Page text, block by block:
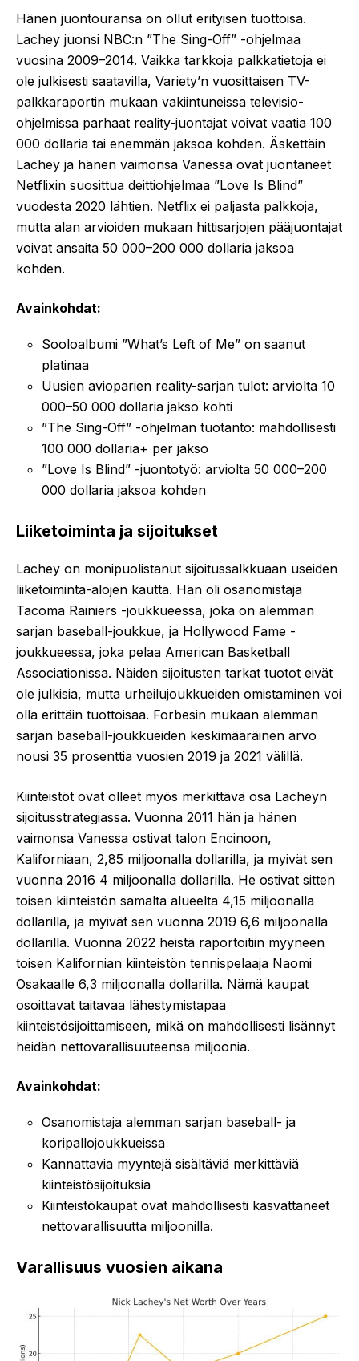
Hänen juontouransa on ollut erityisen tuottoisa.
Lachey juonsi NBC:n ”The Sing-Off” -ohjelmaa
vuosina 2009–2014. Vaikka tarkkoja palkkatietoja ei
ole julkisesti saatavilla, Variety’n vuosittaisen TV-
palkkaraportin mukaan vakiintuneissa televisio-
ohjelmissa parhaat reality-juontajat voivat vaatia 100
000 dollaria tai enemmän jaksoa kohden. Äskettäin
Lachey ja hänen vaimonsa Vanessa ovat juontaneet
Netflixin suosittua deittiohjelmaa ”Love Is Blind”
vuodesta 2020 lähtien. Netflix ei paljasta palkkoja,
mutta alan arvioiden mukaan hittisarjojen pääjuontajat
voivat ansaita 50 000–200 000 dollaria jaksoa
kohden.
Avainkohdat:
Sooloalbumi ”What’s Left of Me” on saanut
platinaa
Uusien avioparien reality-sarjan tulot: arviolta 10
000–50 000 dollaria jakso kohti
”The Sing-Off” -ohjelman tuotanto: mahdollisesti
100 000 dollaria+ per jakso
”Love Is Blind” -juontotyö: arviolta 50 000–200
000 dollaria jaksoa kohden
Liiketoiminta ja sijoitukset
Lachey on monipuolistanut sijoitussalkkuaan useiden
liiketoiminta-alojen kautta. Hän oli osanomistaja
Tacoma Rainiers -joukkueessa, joka on alemman
sarjan baseball-joukkue, ja Hollywood Fame -
joukkueessa, joka pelaa American Basketball
Associationissa. Näiden sijoitusten tarkat tuotot eivät
ole julkisia, mutta urheilujoukkueiden omistaminen voi
olla erittäin tuottoisaa. Forbesin mukaan alemman
sarjan baseball-joukkueiden keskimääräinen arvo
nousi 35 prosenttia vuosien 2019 ja 2021 välillä.
Kiinteistöt ovat olleet myös merkittävä osa Lacheyn
sijoitusstrategiassa. Vuonna 2011 hän ja hänen
vaimonsa Vanessa ostivat talon Encinoon,
Kaliforniaan, 2,85 miljoonalla dollarilla, ja myivät sen
vuonna 2016 4 miljoonalla dollarilla. He ostivat sitten
toisen kiinteistön samalta alueelta 4,15 miljoonalla
dollarilla, ja myivät sen vuonna 2019 6,6 miljoonalla
dollarilla. Vuonna 2022 heistä raportoitiin myyneen
toisen Kalifornian kiinteistön tennispelaaja Naomi
Osakaalle 6,3 miljoonalla dollarilla. Nämä kaupat
osoittavat taitavaa lähestymistapaa
kiinteistösijoittamiseen, mikä on mahdollisesti lisännyt
heidän nettovarallisuuteensa miljoonia.
Avainkohdat:
Osanomistaja alemman sarjan baseball- ja
koripallojoukkueissa
Kannattavia myyntejä sisältäviä merkittäviä
kiinteistösijoituksia
Kiinteistökaupat ovat mahdollisesti kasvattaneet
nettovarallisuutta miljoonilla.
Varallisuus vuosien aikana